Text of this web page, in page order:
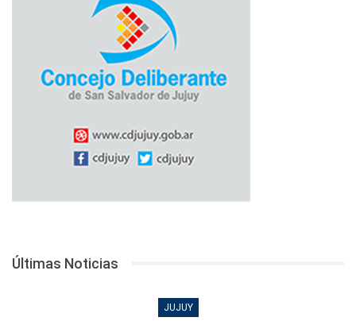
Últimas Noticias
JUJUY